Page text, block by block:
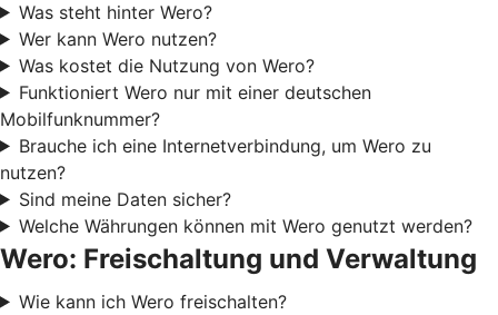
Was steht hinter Wero?
Wer kann Wero nutzen?
Was kostet die Nutzung von Wero?
Funktioniert Wero nur mit einer deutschen
Mobilfunknummer?
Brauche ich eine Internetverbindung, um Wero zu
nutzen?
Sind meine Daten sicher?
Welche Währungen können mit Wero genutzt werden?
Wero: Freischaltung und Verwaltung
Wie kann ich Wero freischalten?